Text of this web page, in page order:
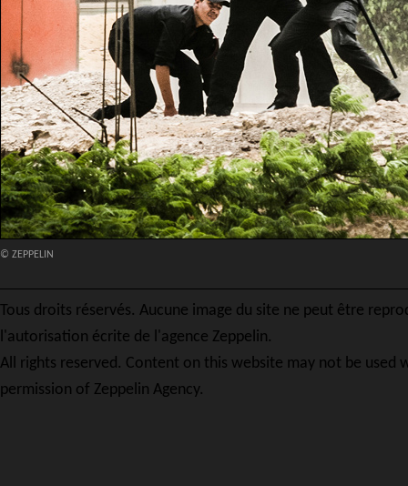
© ZEPPELIN
Tous droits réservés. Aucune image du site ne peut être
l'autorisation écrite de l'agence Zeppelin.
All rights reserved. Content on this website may not be used
permission of Zeppelin Agency.